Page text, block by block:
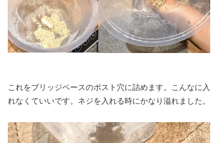
これをブリッジベースのポスト穴に詰めます。こんなに入
れなくていいです。ネジを入れる時にかなり溢れました。